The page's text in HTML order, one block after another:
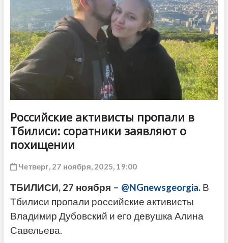
Российские активисты пропали в
Тбилиси: соратники заявляют о
похищении
Четверг, 27 ноября, 2025, 19:00
ТБИЛИСИ, 27 ноября – @NGnewsgeorgia.В
Тбилиси пропали российские активисты
Владимир Дубовский и его девушка Алина
Савельева.